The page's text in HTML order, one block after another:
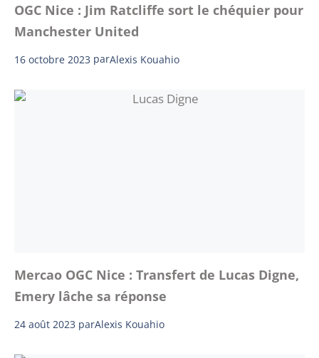
OGC Nice : Jim Ratcliffe sort le chéquier pour
Manchester United
16 octobre 2023 parAlexis Kouahio
Mercao OGC Nice : Transfert de Lucas Digne,
Emery lâche sa réponse
24 août 2023 parAlexis Kouahio